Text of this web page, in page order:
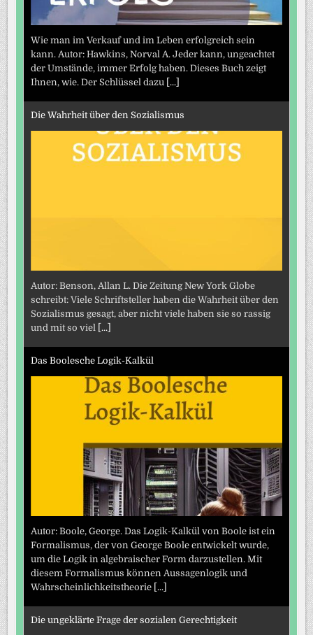
Wie man im Verkauf und im Leben erfolgreich sein
kann. Autor: Hawkins, Norval A. Jeder kann, ungeachtet
der Umstände, immer Erfolg haben. Dieses Buch zeigt
Ihnen, wie. Der Schlüssel dazu [...]
Die Wahrheit über den Sozialismus
Autor: Benson, Allan L. Die Zeitung New York Globe
schreibt: Viele Schriftsteller haben die Wahrheit über den
Sozialismus gesagt, aber nicht viele haben sie so rassig
und mit so viel [...]
Das Boolesche Logik-Kalkül
Autor: Boole, George. Das Logik-Kalkül von Boole ist ein
Formalismus, der von George Boole entwickelt wurde,
um die Logik in algebraischer Form darzustellen. Mit
diesem Formalismus können Aussagenlogik und
Wahrscheinlichkeitstheorie [...]
Die ungeklärte Frage der sozialen Gerechtigkeit